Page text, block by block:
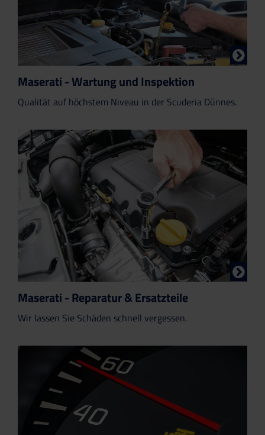
Maserati - Wartung und Inspektion
Qualität auf höchstem Niveau in der Scuderia Dünnes.
Maserati - Reparatur & Ersatzteile
Wir lassen Sie Schäden schnell vergessen.